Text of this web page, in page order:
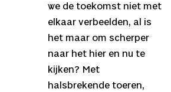
we de toekomst niet met
elkaar verbeelden, al is
het maar om scherper
naar het hier en nu te
kijken? Met
halsbrekende toeren,